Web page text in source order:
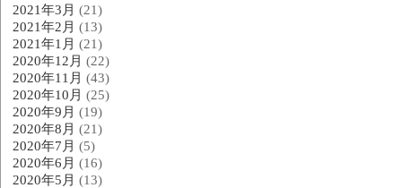
2021年3月 (21)
2021年2月 (13)
2021年1月 (21)
2020年12月 (22)
2020年11月 (43)
2020年10月 (25)
2020年9月 (19)
2020年8月 (21)
2020年7月 (5)
2020年6月 (16)
2020年5月 (13)